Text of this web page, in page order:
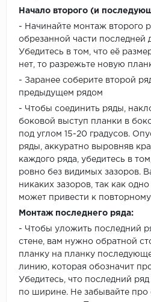
Начало второго (и
- Начинайте монтаж второго
обрезанной части последней
Убедитесь в том, что её
нет, то разрежьте новую
- Заранее соберите второй
предыдущем рядом
- Чтобы соединить ряды,
боковой выступ планки в
под углом 15-20 градусов.
ряды, аккуратно выровняв
каждого ряда, убедитесь в
ровно без видимых зазоров.
никаких зазоров, так как
может привести к
Монтаж последнего ряда:
- Чтобы уложить последний
стене, вам нужно обратной
планку на планку
линию, которая обозначит
Убедитесь, что последний
по ширине. Не забывайте про